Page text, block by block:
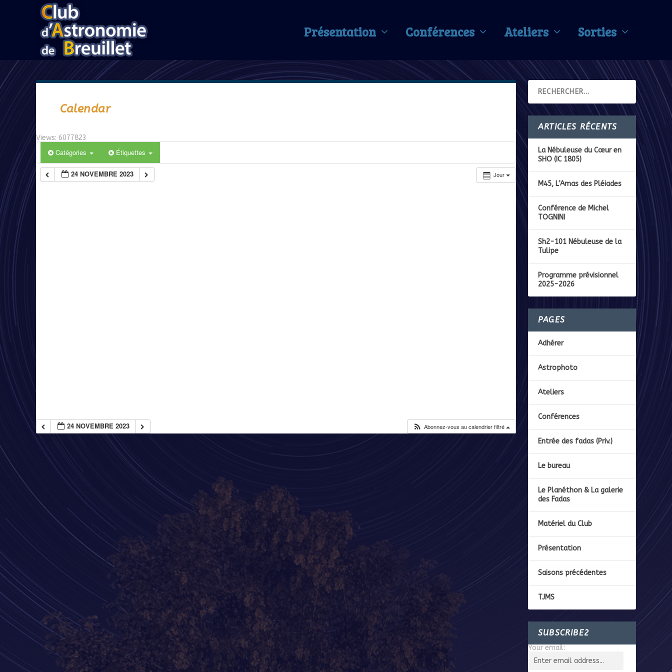
Présentation Conférences Ateliers Sorties
Calendar
Views: 6077823
Catégories Étiquettes
Jour
24 NOVEMBRE 2023
24 NOVEMBRE 2023 Abonnez-vous au calendrier filtré
ARTICLES RÉCENTS
La Nébuleuse du Cœur en
SHO (IC 1805)
M45, L’Amas des Pléiades
Conférence de Michel
TOGNINI
Sh2-101 Nébuleuse de la
Tulipe
Programme prévisionnel
2025-2026
PAGES
Adhérer
Astrophoto
Ateliers
Conférences
Entrée des fadas (Priv.)
Le bureau
Le Planéthon & La galerie
des Fadas
Matériel du Club
Présentation
Saisons précédentes
TJMS
SUBSCRIBE2
Your email: